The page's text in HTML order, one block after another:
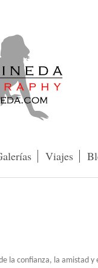
Viajes
la confianza, la amistad